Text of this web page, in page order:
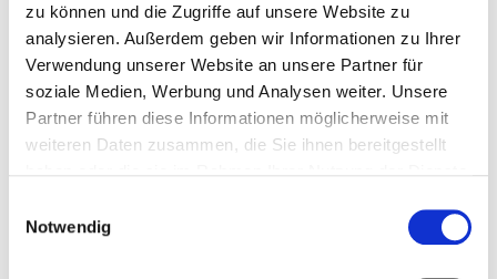
zu können und die Zugriffe auf unsere Website zu
analysieren. Außerdem geben wir Informationen zu Ihrer
Verwendung unserer Website an unsere Partner für
soziale Medien, Werbung und Analysen weiter. Unsere
Partner führen diese Informationen möglicherweise mit
weiteren Daten zusammen, die Sie ihnen bereitgestellt
Notwendig
Immobilienvermittlung
Wir bringen Menschen und Immobilien zusammen